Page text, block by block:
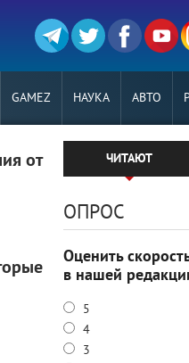
GAMEZ НАУКА АВТО
от ЧИТАЮТ
ОПРОС
Оценить
в нашей
5
4
3